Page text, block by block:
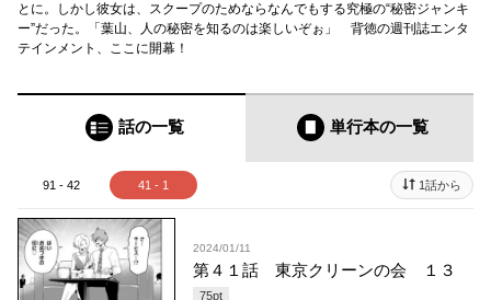
とに。しかし彼女は、スクープのためならなんでもする究極の“秘密ジャンキ
ー”だった。「葉山、人の秘密を知るのは楽しいぞぉ」 背徳の週刊誌エンタ
テインメント、ここに開幕！
話の一覧 単行本の一覧
91 - 42 41 - 1 1話から
2024/01/11
第４１話 東京クリーンの会 １３
75pt